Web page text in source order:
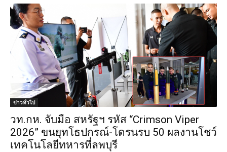
ข่าวทั่วไป
วท.กห. จับมือ สหรัฐฯ รหัส “Crimson Viper
2026” ขนยุทโธปกรณ์-โดรนรบ 50 ผลงานโชว์
เทคโนโลยีทหารที่ลพบุรี